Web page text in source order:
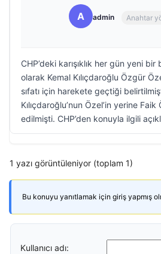
A admin Anahtar
CHP’deki karışıklık her gün yeni
olarak Kemal Kılıçdaroğlu Özgür
sıfatı için harekete geçtiği
Kılıçdaroğlu’nun Özel’in yerine Faik
edilmişti. CHP’den konuyla ilgili
1 yazı görüntüleniyor (toplam 1)
Bu konuyu yanıtlamak için giriş yapmış
Kullanıcı adı: